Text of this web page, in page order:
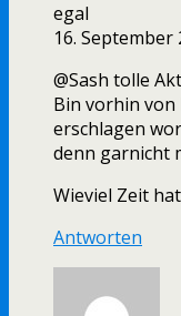
egal
16. September
@Sash tolle
Bin vorhin von
erschlagen
denn garnicht
Wieviel Zeit
Antworten